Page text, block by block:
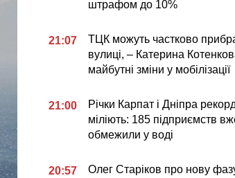
штрафом до 10%
21:07
ТЦК можуть частково
вулиці, – Катерина
майбутні зміни у мобілізації
21:00
Річки Карпат і Дніпра
міліють: 185 підприємств
обмежили у воді
20:57
Олег Старіков про нову